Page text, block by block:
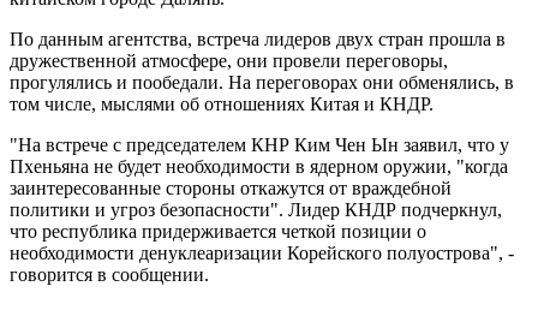
По данным агентства, встреча лидеров двух стран прошла в
дружественной атмосфере, они провели переговоры,
прогулялись и пообедали. На переговорах они обменялись, в
том числе, мыслями об отношениях Китая и КНДР.
"На встрече с председателем КНР Ким Чен Ын заявил, что у
Пхеньяна не будет необходимости в ядерном оружии, "когда
заинтересованные стороны откажутся от враждебной
политики и угроз безопасности". Лидер КНДР подчеркнул,
что республика придерживается четкой позиции о
необходимости денуклеаризации Корейского полуострова", -
говорится в сообщении.